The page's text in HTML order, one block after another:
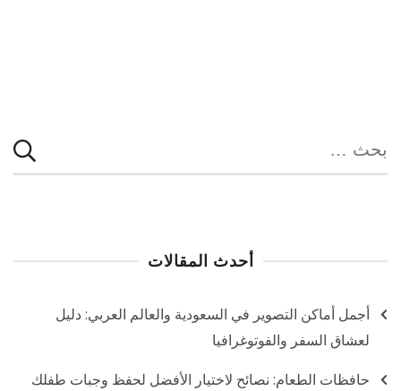
البحث
عن:
أحدث المقالات
أجمل أماكن التصوير في السعودية والعالم العربي: دليل
لعشاق السفر والفوتوغرافيا
حافظات الطعام: نصائح لاختيار الأفضل لحفظ وجبات طفلك